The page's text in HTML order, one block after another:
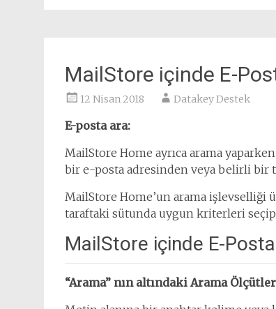
MailStore içinde E-
12 Nisan 2018 Datakey Destek
E-posta ara:
MailStore Home ayrıca arama
bir e-posta adresinden veya belirli bir
MailStore Home’un arama
taraftaki sütunda uygun kriterleri seçip
MailStore içinde E-
“Arama” nın altındaki Arama